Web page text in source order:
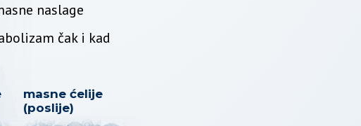
naslage
čak i kad
masne ćelije
(poslije)